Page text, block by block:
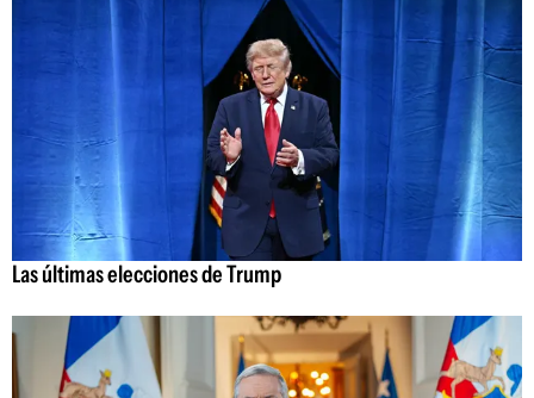
Las últimas elecciones de Trump